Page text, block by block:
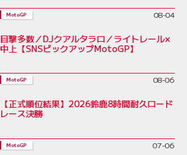
MotoGP 08-04
目撃多数／DJクアルタラロ／ライトレール×
中上【SNSピックアップMotoGP】
MotoGP 08-06
【正式順位結果】2026鈴鹿8時間耐久ロード
レース決勝
MotoGP 07-06